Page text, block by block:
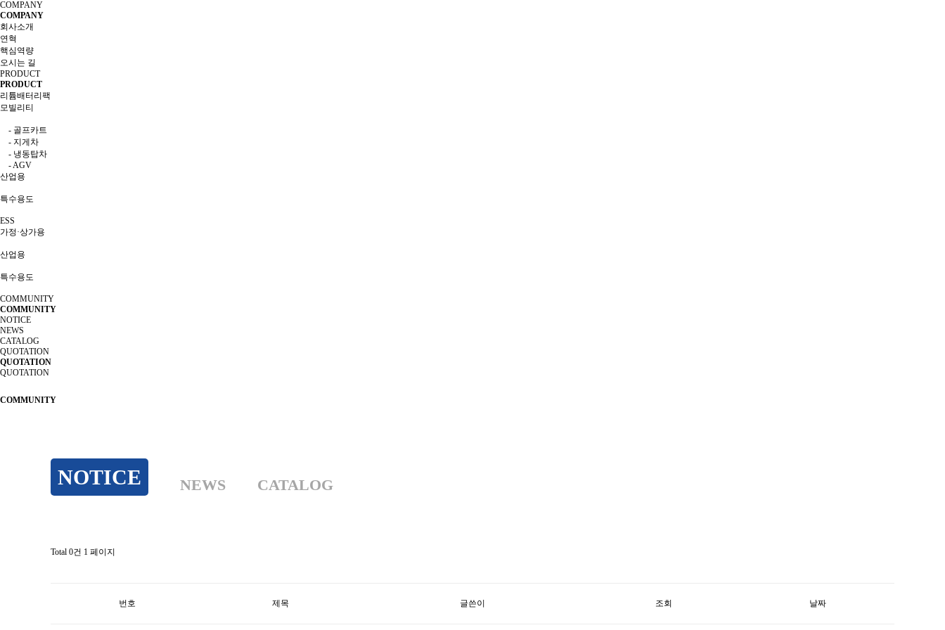
COMPANY
COMPANY
회사소개
연혁
핵심역량
오시는 길
PRODUCT
PRODUCT
리튬배터리팩
모빌리티
- 골프카트
- 지게차
- 냉동탑차
- AGV
산업용
특수용도
ESS
가정·상가용
산업용
특수용도
COMMUNITY
COMMUNITY
NOTICE
NEWS
CATALOG
QUOTATION
QUOTATION
QUOTATION
COMMUNITY
NOTICE NEWS CATALOG
Total 0건 1 페이지
번호 제목 글쓴이 조회 날짜